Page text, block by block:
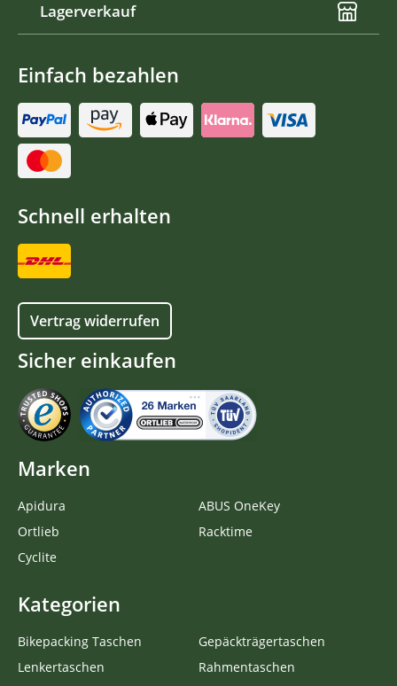
Lagerverkauf
Einfach bezahlen
Schnell erhalten
Vertrag widerrufen
Sicher einkaufen
Marken
Apidura
Ortlieb
Cyclite
ABUS OneKey
Racktime
Kategorien
Bikepacking Taschen
Lenkertaschen
Gepäckträgertaschen
Rahmentaschen